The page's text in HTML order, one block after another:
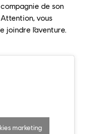
de son
vous
joindre l’aventure.
marketing